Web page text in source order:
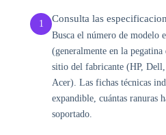
1 Consulta las
Busca el número de modelo
(generalmente en la
sitio del fabricante (HP,
Acer). Las fichas técnicas
expandible, cuántas ranuras
soportado.